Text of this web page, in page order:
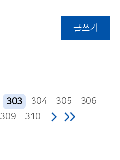
글쓰기
303 304 305
306
309 310